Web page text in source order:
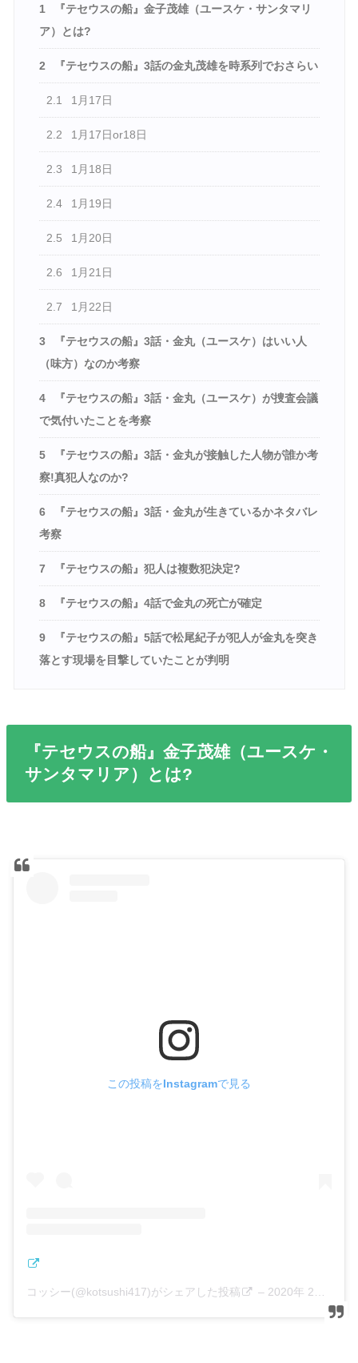
1
『テセウスの船』金子茂雄（ユースケ・サンタマリ
ア）とは?
2 『テセウスの船』3話の金丸茂雄を時系列でおさらい
2.1 1月17日
2.2 1月17日or18日
2.3 1月18日
2.4 1月19日
2.5 1月20日
2.6 1月21日
2.7 1月22日
3
『テセウスの船』3話・金丸（ユースケ）はいい人
（味方）なのか考察
4
『テセウスの船』3話・金丸（ユースケ）が捜査会議
で気付いたことを考察
5
『テセウスの船』3話・金丸が接触した人物が誰か考
察!真犯人なのか?
6
『テセウスの船』3話・金丸が生きているかネタバレ
考察
7 『テセウスの船』犯人は複数犯決定?
8 『テセウスの船』4話で金丸の死亡が確定
9
『テセウスの船』5話で松尾紀子が犯人が金丸を突き
落とす現場を目撃していたことが判明
『テセウスの船』金子茂雄（ユースケ・
サンタマリア）とは?
この投稿をInstagramで見る
コッシー(@kotsushi417)がシェアした投稿 – 2020年 2月月2日午前7時25分PST